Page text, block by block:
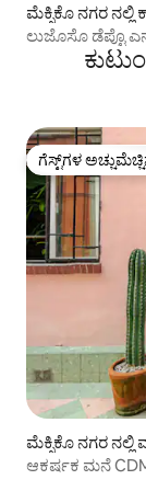
ಮೆಕ್ಸಿಕೊ ನಗರ ನಲ್ಲಿ
ಲುಜೊಸೊ ಡೆಪ್ಟೊ
ಗೆಸ್ಟ್‌ಗಳ
ಗೆಸ್ಟ್‌ಗಳ
ಮೆಕ್ಸಿಕೊ ನಗರ ನಲ್ಲಿ
ಆಕರ್ಷಕ ಮನೆ